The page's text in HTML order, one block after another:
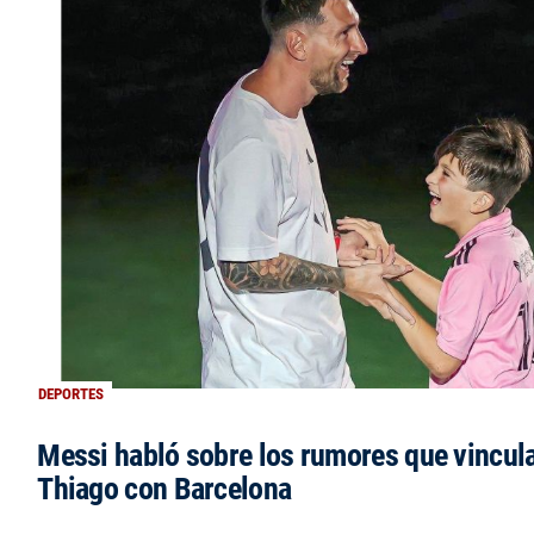
DEPORTES
Messi habló sobre los rumores que
Thiago con Barcelona